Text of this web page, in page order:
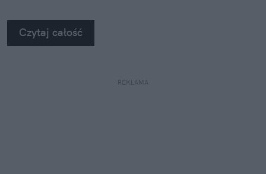
Czytaj całość
REKLAMA